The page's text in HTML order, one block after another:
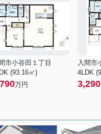
市小谷田１丁目
(93.16㎡)
万円
入間市
4LDK
3,290